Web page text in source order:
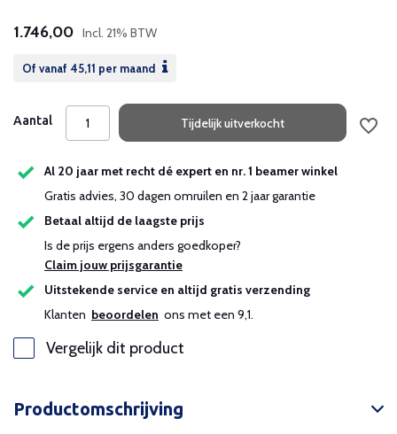
1.746,00 Incl. 21% BTW
Of vanaf 45,11 per maand
Aantal Tijdelijk uitverkocht
Al 20 jaar met recht dé expert en nr. 1 beamer winkel
Gratis advies, 30 dagen omruilen en 2 jaar garantie
Betaal altijd de laagste prijs
Is de prijs ergens anders goedkoper?
Claim jouw prijsgarantie
Uitstekende service en altijd gratis verzending
Klanten beoordelen ons met een 9,1.
Vergelijk dit product
Productomschrijving